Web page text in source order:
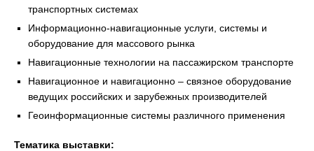
транспортных системах
Информационно-навигационные услуги, системы и
оборудование для массового рынка
Навигационные технологии на пассажирском транспорте
Навигационное и навигационно – связное оборудование
ведущих российских и зарубежных производителей
Геоинформационные системы различного применения
Тематика выставки: